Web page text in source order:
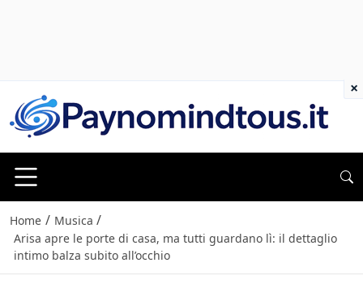
Home / Musica /
Arisa apre le porte di casa, ma tutti guardano lì: il dettaglio
intimo balza subito all’occhio
×